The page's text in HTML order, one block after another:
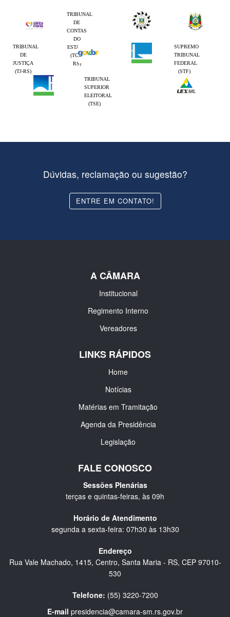
TRIBUNAL
DE
CONTAS
DO
ESTADO
(TCE-
RS)
TRIBUNAL
DE
JUSTIÇA
(TJ-RS)
SUPREMO
TRIBUNAL
FEDERAL
(STF)
TRIBUNAL
SUPERIOR
ELEITORAL
(TSE)
Dúvidas, reclamação ou sugestão?
ENTRE EM CONTATO!
A CÂMARA
Institucional
Regimento Interno
Vereadores
LINKS RÁPIDOS
Home
Notícias
Matérias em Tramitação
Agenda da Presidência
Legislação
FALE CONOSCO
Sessões Plenárias
terças e quintas-feiras, às 09h
Horário de Atendimento
segunda a sexta-feira: 07h30 às 13h30
Endereço
Rua Vale Machado, 1415, Centro, Santa Maria - RS, CEP 97010-
530
Telefone: (55) 3220-7200
E-mail presidencia@camara-sm.rs.gov.br